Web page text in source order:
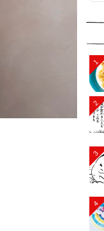
1
2
3
4